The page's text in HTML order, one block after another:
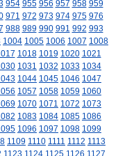
954 955 956 957 958 959
971 972 973 974 975 976
988 989 990 991 992 993
1004 1005 1006 1007 1008
1018 1019 1020 1021
1031 1032 1033 1034
1044 1045 1046 1047
1057 1058 1059 1060
1070 1071 1072 1073
1083 1084 1085 1086
1096 1097 1098 1099
1109 1110 1111 1112 1113
1123 1124 1125 1126 1127